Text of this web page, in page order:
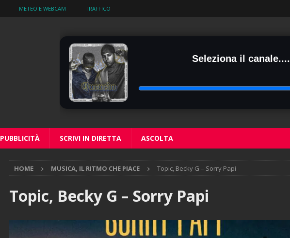
METEO E WEBCAM TRAFFICO
Seleziona il canale....
PUBBLICITÀ SCRIVI IN DIRETTA ASCOLTA
HOME MUSICA, IL RITMO CHE PIACE Topic, Becky G – Sorry Papi
Topic, Becky G – Sorry Papi